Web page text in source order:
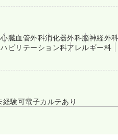
心臓血管外科消化器外科脳神経外科
ハビリテーション科アレルギー科
経験可電子カルテあり